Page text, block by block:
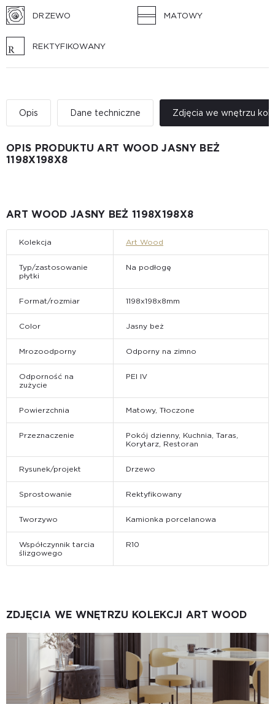
DRZEWO MATOWY
REKTYFIKOWANY
Opis Dane techniczne Zdjęcia we wnętrzu
OPIS PRODUKTU ART WOOD JASNY BEŻ
1198Х198X8
ART WOOD JASNY BEŻ 1198Х198X8
Kolekcja Art Wood
Typ/zastosowanie
płytki
Na podłogę
Format/rozmiar 1198х198x8mm
Color Jasny beż
Mrozoodporny Odporny na zimno
Odporność na
zużycie
PEI IV
Powierzchnia Matowy, Tłoczone
Przeznaczenie
Pokój dzienny, Kuchnia, Taras,
Korytarz, Restoran
Rysunek/projekt Drzewo
Sprostowanie Rektyfikowany
Tworzywo Kamionka porcelanowa
Współczynnik tarcia
ślizgowego
R10
ZDJĘCIA WE WNĘTRZU KOLEKCJI ART WOOD